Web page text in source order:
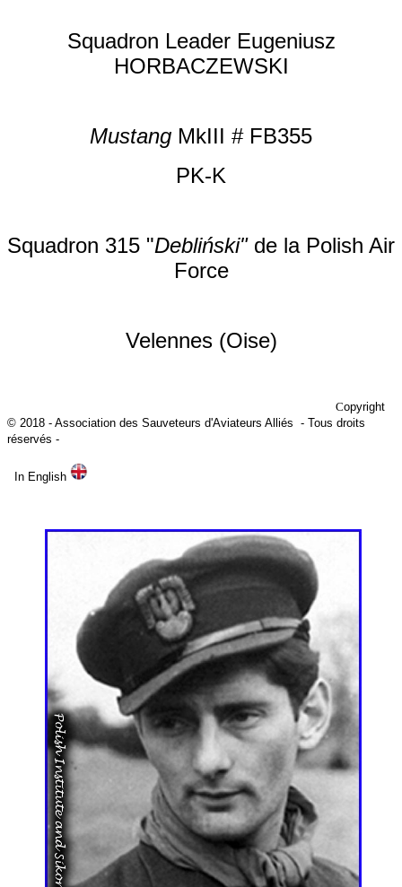
Squadron Leader Eugeniusz
HORBACZEWSKI
Mustang MkIII # FB355
PK-K
Squadron 315 "Debliński"de la Polish Air
Force
Velennes (Oise)
Copyright
© 2018 - Association des Sauveteurs d'Aviateurs Alliés - Tous droits
réservés -
In English